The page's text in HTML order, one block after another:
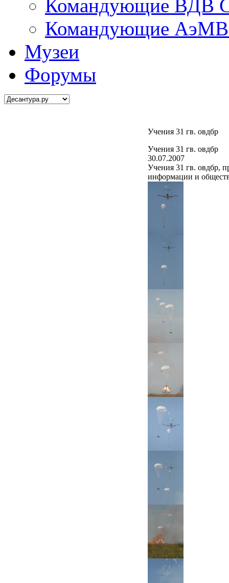
Командующие ВДВ
Командующие АэМВ
Музеи
Форумы
Учения 31 гв. овдбр
Учения 31 гв. овдбр
30.07.2007
Учения 31 гв. овдбр,
информации и